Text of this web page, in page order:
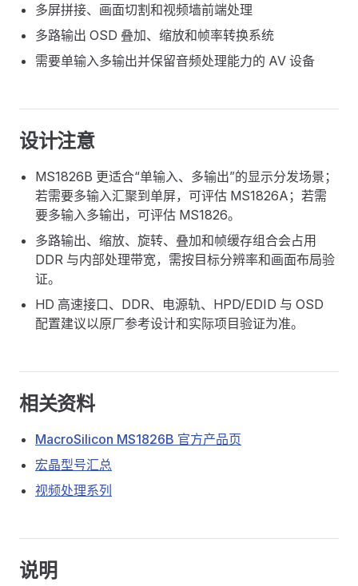
多屏拼接、画面切割和视频墙前端处理
多路输出 OSD 叠加、缩放和帧率转换系统
需要单输入多输出并保留音频处理能力的 AV 设备
设计注意
MS1826B 更适合“单输入、多输出”的显示分发场景；
若需要多输入汇聚到单屏，可评估 MS1826A；若需
要多输入多输出，可评估 MS1826。
多路输出、缩放、旋转、叠加和帧缓存组合会占用
DDR 与内部处理带宽，需按目标分辨率和画面布局验
证。
HD 高速接口、DDR、电源轨、HPD/EDID 与 OSD
配置建议以原厂参考设计和实际项目验证为准。
相关资料
MacroSilicon MS1826B 官方产品页
宏晶型号汇总
视频处理系列
说明